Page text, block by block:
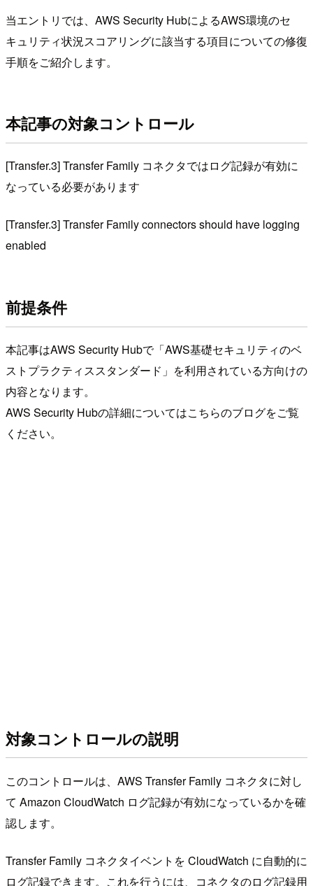
当エントリでは、AWS Security HubによるAWS環境のセ
キュリティ状況スコアリングに該当する項目についての修復
手順をご紹介します。
本記事の対象コントロール
[Transfer.3] Transfer Family コネクタではログ記録が有効に
なっている必要があります
[Transfer.3] Transfer Family connectors should have logging
enabled
前提条件
本記事はAWS Security Hubで「AWS基礎セキュリティのベ
ストプラクティススタンダード」を利用されている方向けの
内容となります。
AWS Security Hubの詳細についてはこちらのブログをご覧
ください。
対象コントロールの説明
このコントロールは、AWS Transfer Family コネクタに対し
て Amazon CloudWatch ログ記録が有効になっているかを確
認します。
Transfer Family コネクタイベントを CloudWatch に自動的に
ログ記録できます。これを行うには、コネクタのログ記録用